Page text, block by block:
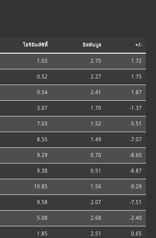
โฮจิมินห์ซิตี้ อิสตันบูล +/-
1.03 2.75 1.72
0.52 2.27 1.75
0.54 2.41 1.87
3.07 1.70 -1.37
7.03 1.52 -5.51
8.55 1.49 -7.07
9.29 0.70 -8.60
9.38 0.51 -8.87
10.85 1.56 -9.29
9.58 2.07 -7.51
5.08 2.68 -2.40
1.85 2.51 0.65